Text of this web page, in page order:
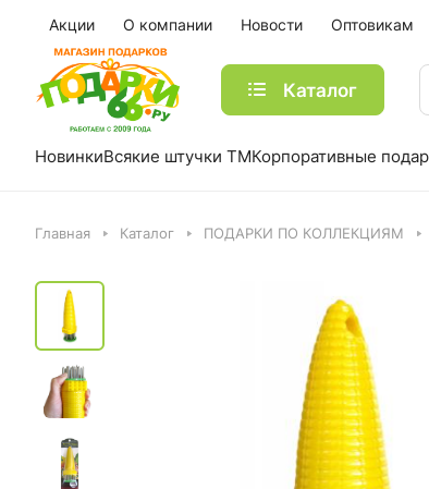
Акции О компании Новости Оптовикам
Каталог
НовинкиВсякие штучки ТМКорпоративные
Главная Каталог ПОДАРКИ ПО КОЛЛЕКЦИЯМ